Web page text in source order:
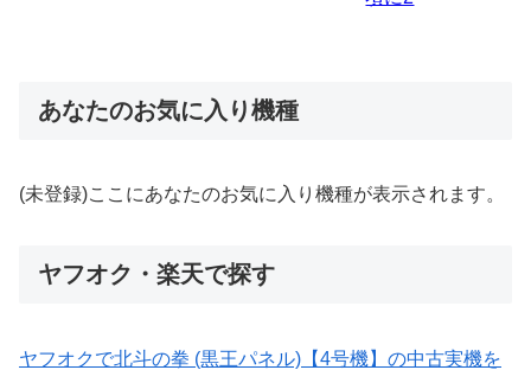
あなたのお気に入り機種
(未登録)ここにあなたのお気に入り機種が表示されます。
ヤフオク・楽天で探す
ヤフオクで北斗の拳 (黒王パネル)【4号機】の中古実機を